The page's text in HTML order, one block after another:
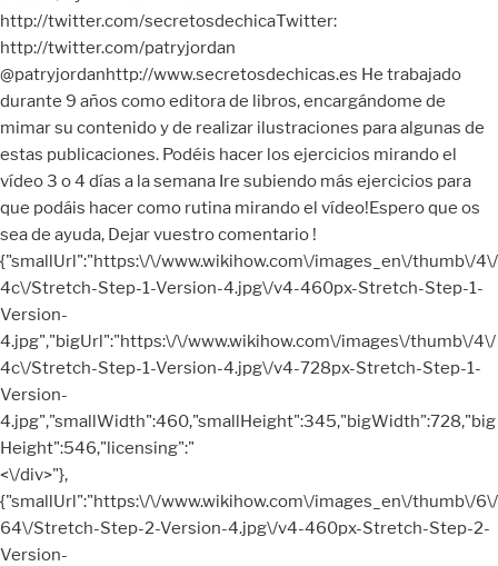
http://twitter.com/secretosdechicaTwitter:
http://twitter.com/patryjordan
@patryjordanhttp://www.secretosdechicas.es He trabajado
durante 9 años como editora de libros, encargándome de
mimar su contenido y de realizar ilustraciones para algunas de
estas publicaciones. Podéis hacer los ejercicios mirando el
vídeo 3 o 4 días a la semana Ire subiendo más ejercicios para
que podáis hacer como rutina mirando el vídeo!Espero que os
sea de ayuda, Dejar vuestro comentario !
{"smallUrl":"https:\/\/www.wikihow.com\/images_en\/thumb\/4\/
4c\/Stretch-Step-1-Version-4.jpg\/v4-460px-Stretch-Step-1-
Version-
4.jpg","bigUrl":"https:\/\/www.wikihow.com\/images\/thumb\/4\/
4c\/Stretch-Step-1-Version-4.jpg\/v4-728px-Stretch-Step-1-
Version-
4.jpg","smallWidth":460,"smallHeight":345,"bigWidth":728,"big
Height":546,"licensing":"
<\/div>"},
{"smallUrl":"https:\/\/www.wikihow.com\/images_en\/thumb\/6\/
64\/Stretch-Step-2-Version-4.jpg\/v4-460px-Stretch-Step-2-
Version-